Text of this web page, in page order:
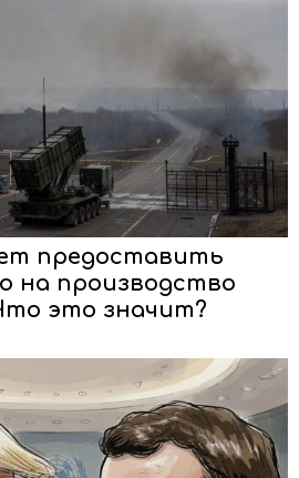
предоставить
на производство
это значит?